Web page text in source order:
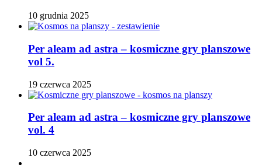
10 grudnia 2025
Per aleam ad astra – kosmiczne gry planszowe
vol 5.
19 czerwca 2025
Per aleam ad astra – kosmiczne gry planszowe
vol. 4
10 czerwca 2025